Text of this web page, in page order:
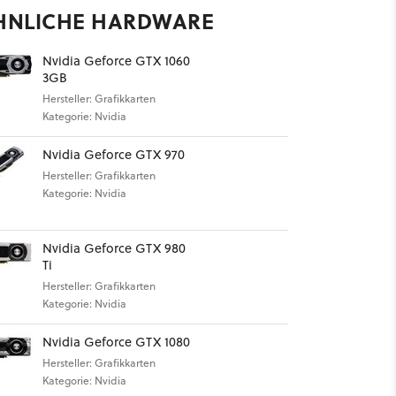
HARDWARE
Nvidia Geforce GTX 1060
3GB
Hersteller: Grafikkarten
Kategorie: Nvidia
Nvidia Geforce GTX 970
Hersteller: Grafikkarten
Kategorie: Nvidia
Nvidia Geforce GTX 980
Ti
Hersteller: Grafikkarten
Kategorie: Nvidia
Nvidia Geforce GTX 1080
Hersteller: Grafikkarten
Kategorie: Nvidia